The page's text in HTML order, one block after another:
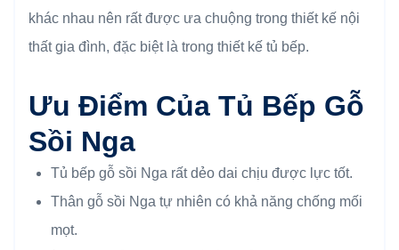
khác nhau nên rất được ưa chuộng trong thiết kế nội
thất gia đình, đặc biệt là trong thiết kế tủ bếp.
Ưu Điểm Của Tủ Bếp Gỗ
Sồi Nga
Tủ bếp gỗ sồi Nga rất dẻo dai chịu được lực tốt.
Thân gỗ sồi Nga tự nhiên có khả năng chống mối
mọt.